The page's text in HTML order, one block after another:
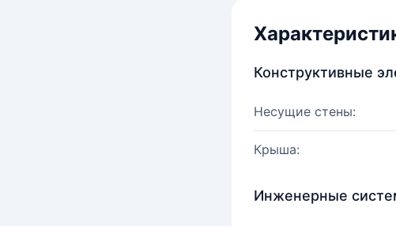
Конструктивные
Несущие стены:
Крыша:
Инженерные